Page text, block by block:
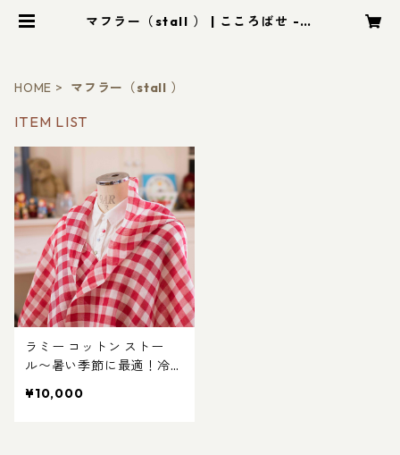
マフラー（stall ） | こころばせ - C
HOME マフラー（stall ）
ITEM LIST
ラミー コットン ストー
ル〜暑い季節に最適！冷房
八王子 織物
¥10,000